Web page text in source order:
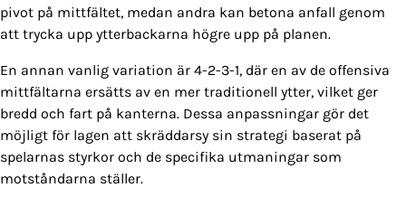
pivot på mittfältet, medan andra kan betona anfall genom
att trycka upp ytterbackarna högre upp på planen.
En annan vanlig variation är 4-2-3-1, där en av de offensiva
mittfältarna ersätts av en mer traditionell ytter, vilket ger
bredd och fart på kanterna. Dessa anpassningar gör det
möjligt för lagen att skräddarsy sin strategi baserat på
spelarnas styrkor och de specifika utmaningar som
motståndarna ställer.